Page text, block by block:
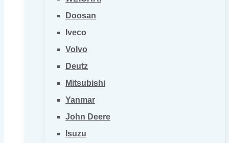
Doosan
Iveco
Volvo
Deutz
Mitsubishi
Yanmar
John Deere
Isuzu